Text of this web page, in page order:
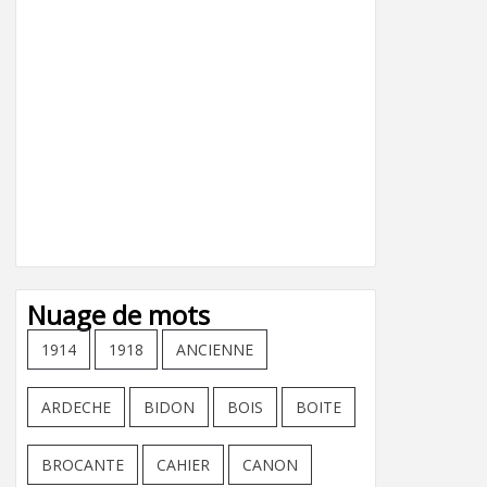
Nuage de mots
1914 1918 ANCIENNE
ARDECHE BIDON BOIS BOITE
BROCANTE CAHIER CANON